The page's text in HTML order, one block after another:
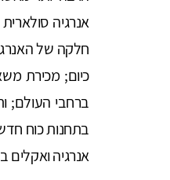
אנרגיה
כיום; מכירת
ברחבי העולם;
בתחנות כוח
אנרגיה ואקלים